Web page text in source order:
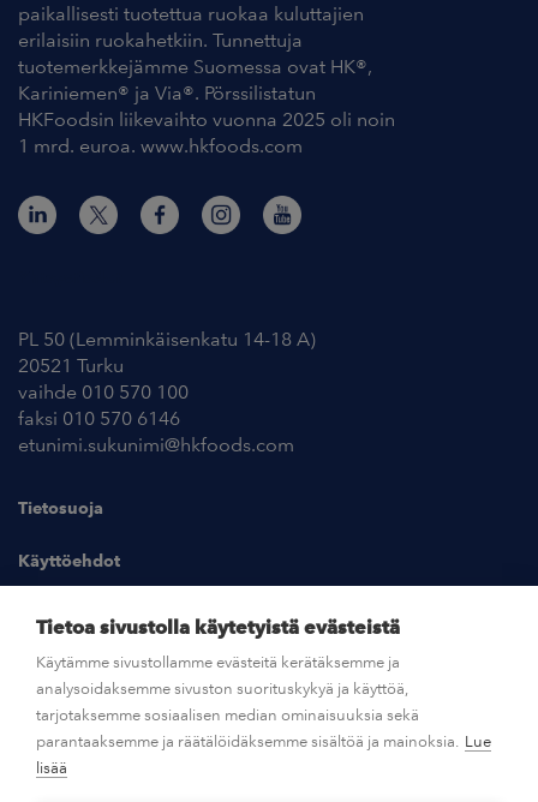
paikallisesti tuotettua ruokaa kuluttajien
erilaisiin ruokahetkiin. Tunnettuja
tuotemerkkejämme Suomessa ovat HK®,
Kariniemen® ja Via®. Pörssilistatun
HKFoodsin liikevaihto vuonna 2025 oli noin
1 mrd. euroa. www.hkfoods.com
PL 50 (Lemminkäisenkatu 14-18 A)
20521 Turku
vaihde 010 570 100
faksi 010 570 6146
etunimi.sukunimi@hkfoods.com
Tietosuoja
Käyttöehdot
Kuvapankki
UUTISHUONE
Tietoa sivustolla käytetyistä evästeistä
Käytämme sivustollamme evästeitä kerätäksemme ja
analysoidaksemme sivuston suorituskykyä ja käyttöä,
tarjotaksemme sosiaalisen median ominaisuuksia sekä
parantaaksemme ja räätälöidäksemme sisältöä ja mainoksia. Lue
lisää